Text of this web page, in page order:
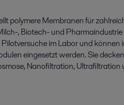
polymere Membranen für
, Biotech- und
im Labor und können
eingesetzt werden. Sie
Nanofiltration,